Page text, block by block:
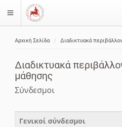
$langMenu
Αρχική Σελίδα Διαδικτυακά
Διαδικτυακά
μάθησης
Σύνδεσμοι
Γενικοί σύνδεσμοι